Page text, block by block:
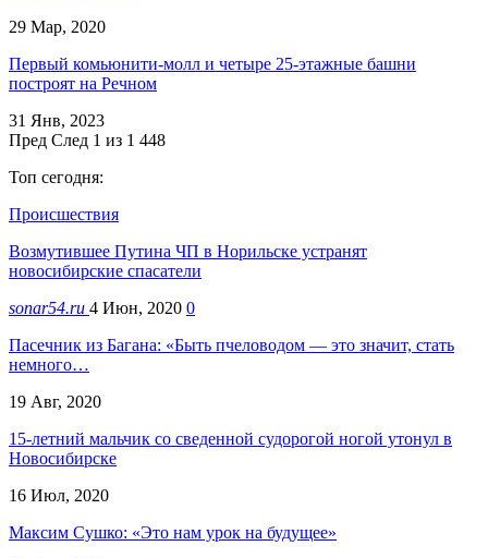
29 Мар, 2020
Первый комьюнити-молл и четыре 25-этажные башни
построят на Речном
31 Янв, 2023
Пред След 1 из 1 448
Топ сегодня:
Происшествия
Возмутившее Путина ЧП в Норильске устранят
новосибирские спасатели
sonar54.ru 4 Июн, 2020 0
Пасечник из Багана: «Быть пчеловодом — это значит, стать
немного…
19 Авг, 2020
15-летний мальчик со сведенной судорогой ногой утонул в
Новосибирске
16 Июл, 2020
Максим Сушко: «Это нам урок на будущее»